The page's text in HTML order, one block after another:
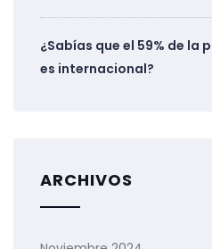
¿Sabías que el 59% de la
es internacional?
ARCHIVOS